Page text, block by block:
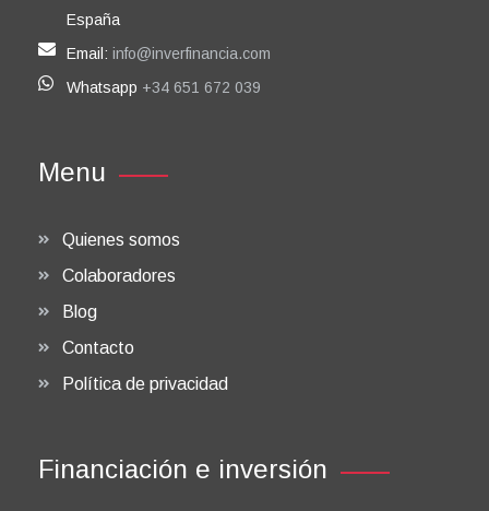
España
Email: info@inverfinancia.com
Whatsapp +34 651 672 039
Menu
Quienes somos
Colaboradores
Blog
Contacto
Política de privacidad
Financiación e inversión